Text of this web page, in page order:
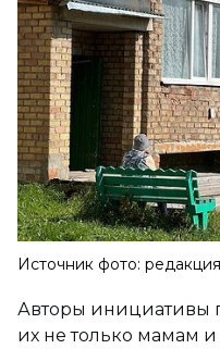
Источник фото: редакция
Авторы инициативы
их не только мамам